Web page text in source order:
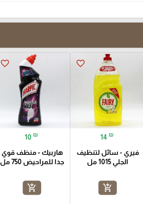
favorite_border
14 ₪
فيري - سائل لتنظيف
الجلي 1015 مل
add_shopping_cart
favorite_border
10 ₪
هاربيك - منظف قوي
جدا للمراحيض 750 مل
add_shopping_cart